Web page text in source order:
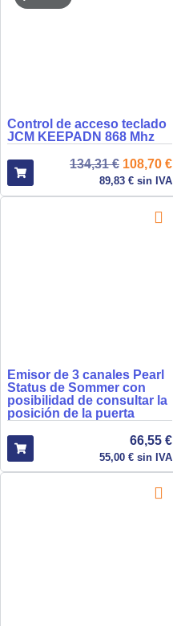
Control de acceso teclado
JCM KEEPADN 868 Mhz
134,31€ 108,70 €
89,83 € sin IVA
Emisor de 3 canales Pearl
Status de Sommer con
posibilidad de consultar la
posición de la puerta
66,55 €
55,00 € sin IVA